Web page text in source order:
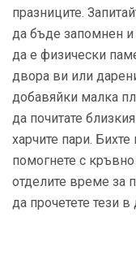
празниците.
да бъде запомнен
да е физически
двора ви или
добавяйки малка
да почитате
харчите пари.
помогнете с
отделите време за
да прочетете тези